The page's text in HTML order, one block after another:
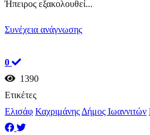
Ήπειρος εξακολουθεί...
Συνέχεια ανάγνωσης
0
1390
Ετικέτες
Ελισάφ Καχριμάνης Δήμος Ιωαννιτών